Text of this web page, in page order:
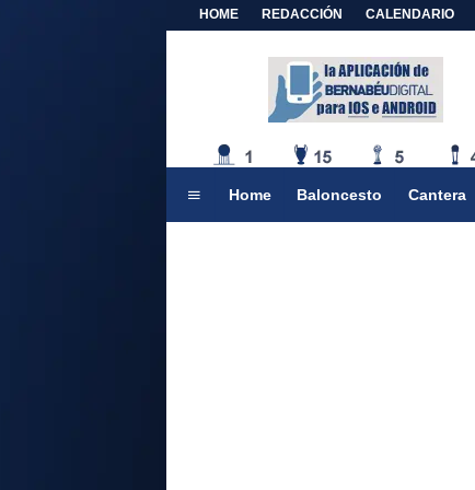
HOME REDACCIÓN CALENDARIO
Home Baloncesto Cantera